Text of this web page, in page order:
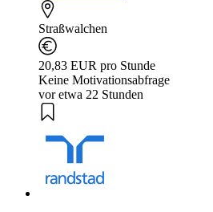
Straßwalchen
20,83 EUR pro Stunde
Keine Motivationsabfrage
vor etwa 22 Stunden